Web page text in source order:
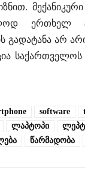
არ
საქართველოს
software
ლაპტოპი
წარმადობა